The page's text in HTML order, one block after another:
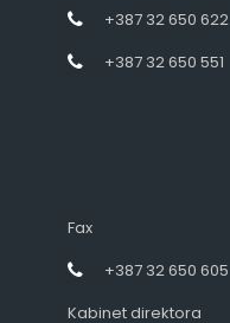
+387 32 650 622
+387 32 650 551
Fax
+387 32 650 605
Kabinet direktora